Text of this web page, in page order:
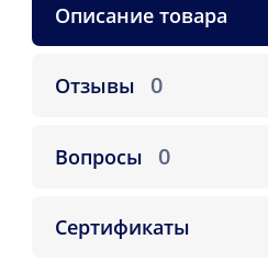
Описание товара
Отзывы 0
Вопросы 0
Сертификаты